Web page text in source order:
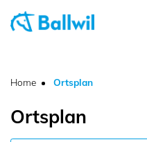
Ballwil
Home Ortsplan(ausgewählt)
Ortsplan